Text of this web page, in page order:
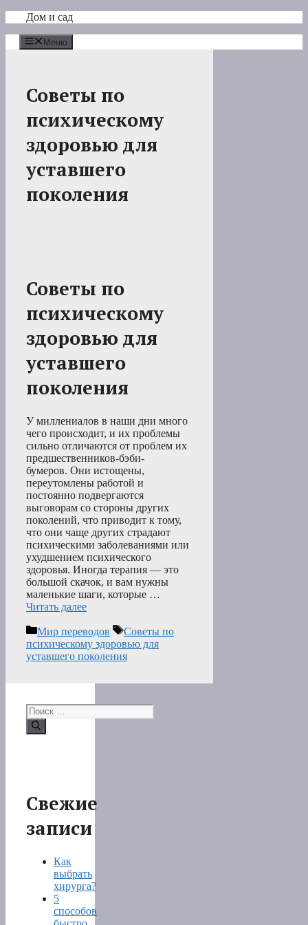
Перейти
содержимому
Дом и сад
Меню
Советы по
психическому
здоровью для
уставшего
поколения
Советы по
психическому
здоровью для
уставшего
поколения
У миллениалов в наши дни много
чего происходит, и их проблемы
сильно отличаются от проблем их
предшественников-бэби-
бумеров. Они истощены,
переутомлены работой и
постоянно подвергаются
выговорам со стороны других
поколений, что приводит к тому,
что они чаще других страдают
психическими заболеваниями или
ухудшением психического
здоровья. Иногда терапия — это
большой скачок, и вам нужны
маленькие шаги, которые …
Читать далее
Рубрики
Мир переводов Метки
Советы по
психическому здоровью для
уставшего поколения
Поиск:
Свежие
записи
Как
выбрать
хирурга?
5
способов